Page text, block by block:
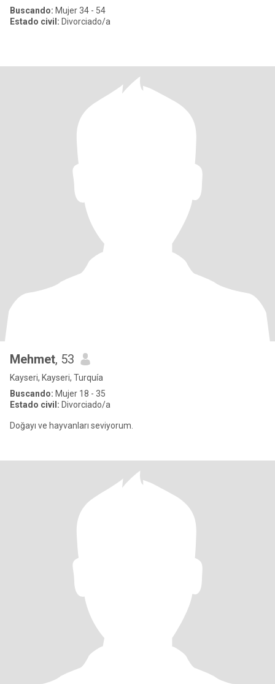
Buscando: Mujer 34 - 54
Estado civil: Divorciado/a
Mehmet, 53
Kayseri, Kayseri, Turquía
Buscando: Mujer 18 - 35
Estado civil: Divorciado/a
Doğayı ve hayvanları seviyorum.